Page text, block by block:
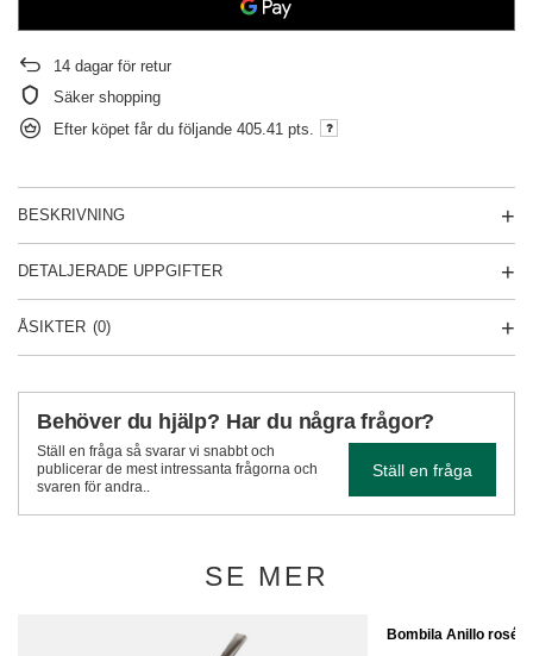
14 dagar för retur
Säker shopping
Efter köpet får du följande 405.41 pts.
BESKRIVNING
DETALJERADE UPPGIFTER
ÅSIKTER (0)
Behöver du hjälp? Har du några frågor?
Ställ en fråga så svarar vi snabbt och
publicerar de mest intressanta frågorna och
svaren för andra..
Ställ en fråga
SE MER
Bombila Anillo